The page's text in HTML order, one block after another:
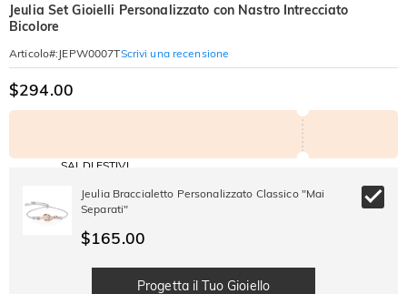
Jeulia Set Gioielli Personalizzato con Nastro Intrecciato
Bicolore
Articolo#: JEPW0007TScrivi una recensione
$294.00
SALDI ESTIVI
SU TUTTO
SUL 2°
ARTICOLO
SUMMER
Copia
Jeulia Braccialetto Personalizzato Classico "Mai
Separati"
$165.00
Progetta il Tuo Gioiello